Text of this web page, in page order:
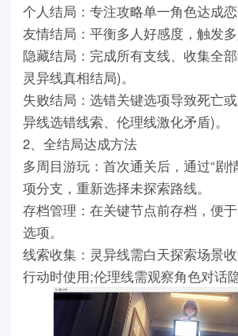
个人结局：专注攻略单一角色达成恋
友情结局：平衡多人好感度，触发多
隐藏结局：完成所有支线、收集全
灵异线真相结局)。
失败结局：选错关键选项导致死亡
异线选错线索、伦理线激化矛盾)。
2、全结局达成方法
多周目游玩：首次通关后，通过“剧
项分支，重新选择未探索路线。
存档管理：在关键节点前存档，便
选项。
线索收集：灵异线需白天探索场景
行动时使用;伦理线需观察角色对话